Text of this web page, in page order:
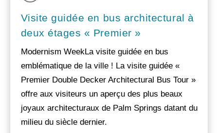
Visite guidée en bus architectural à
deux étages « Premier »
Modernism WeekLa visite guidée en bus
emblématique de la ville ! La visite guidée «
Premier Double Decker Architectural Bus Tour »
offre aux visiteurs un aperçu des plus beaux
joyaux architecturaux de Palm Springs datant du
milieu du siècle dernier.